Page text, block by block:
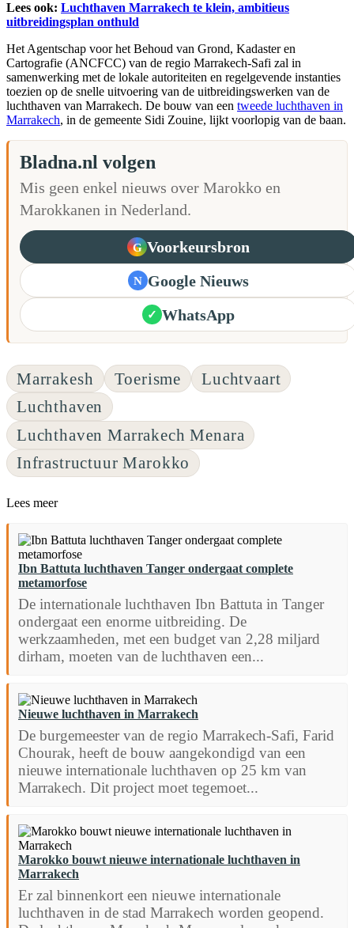
Lees ook: Luchthaven Marrakech te klein, ambitieus
uitbreidingsplan onthuld
Het Agentschap voor het Behoud van Grond, Kadaster en
Cartografie (ANCFCC) van de regio Marrakech-Safi zal in
samenwerking met de lokale autoriteiten en regelgevende instanties
toezien op de snelle uitvoering van de uitbreidingswerken van de
luchthaven van Marrakech. De bouw van een tweede luchthaven in
Marrakech, in de gemeente Sidi Zouine, lijkt voorlopig van de baan.
Bladna.nl volgen
Mis geen enkel nieuws over Marokko en
Marokkanen in Nederland.
G Voorkeursbron
N Google Nieuws
✓ WhatsApp
Marrakesh Toerisme
Luchtvaart
Luchthaven
Luchthaven Marrakech Menara
Infrastructuur Marokko
Lees meer
Ibn Battuta luchthaven Tanger ondergaat complete
metamorfose
De internationale luchthaven Ibn Battuta in Tanger
ondergaat een enorme uitbreiding. De
werkzaamheden, met een budget van 2,28 miljard
dirham, moeten van de luchthaven een...
Nieuwe luchthaven in Marrakech
De burgemeester van de regio Marrakech-Safi, Farid
Chourak, heeft de bouw aangekondigd van een
nieuwe internationale luchthaven op 25 km van
Marrakech. Dit project moet tegemoet...
Marokko bouwt nieuwe internationale luchthaven in
Marrakech
Er zal binnenkort een nieuwe internationale
luchthaven in de stad Marrakech worden geopend.